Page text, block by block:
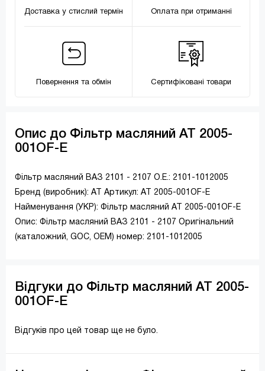
Доставка у стислий термін Оплата при отриманні
Повернення та обмін Сертифіковані товари
Опис до Фільтр масляний AT 2005-
001OF-E
Фільтр масляний ВАЗ 2101 - 2107 O.E.: 2101-1012005
Бренд (виробник): АТ Артикул: AT 2005-001OF-E
Найменування (УКР): Фільтр масляний AT 2005-001OF-E
Опис: Фільтр масляний ВАЗ 2101 - 2107 Оригінальний
(каталожний, GOC, ОЕМ) номер: 2101-1012005
Відгуки до Фільтр масляний AT 2005-
001OF-E
Відгуків про цей товар ще не було.